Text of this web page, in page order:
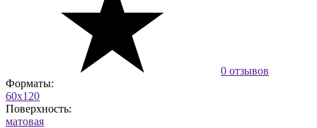
0 отзывов
Форматы:
60x120
Поверхность:
матовая